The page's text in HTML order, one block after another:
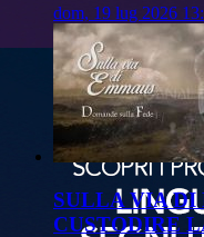
dom, 19 lug 2026
SULLA VIA DI
CUSTODIRE